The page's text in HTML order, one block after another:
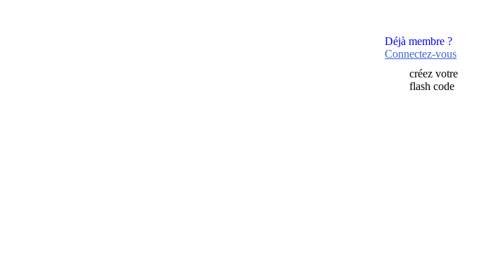
Déjà membre ?
Connectez-vous
créez votre
flash code